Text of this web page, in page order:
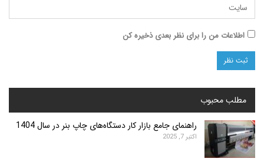
من را برای نظر بعدی ذخیره کن
راهنمای جامع بازار کار دستگاه‌های چاپ بنر در سال 1404
اکتبر 7, 2025